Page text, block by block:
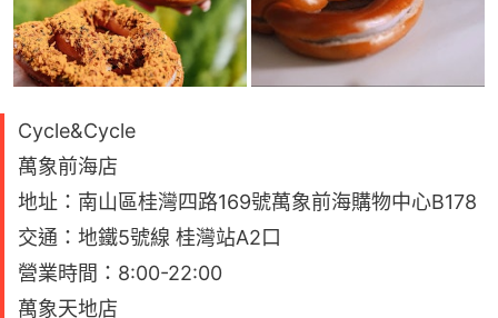
Cycle&Cycle
萬象前海店
地址：南山區桂灣四路169號萬象前海購物中心B178
交通：地鐵5號線 桂灣站A2口
營業時間：8:00-22:00
萬象天地店